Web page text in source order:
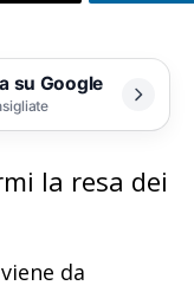
su Google
la resa dei
da